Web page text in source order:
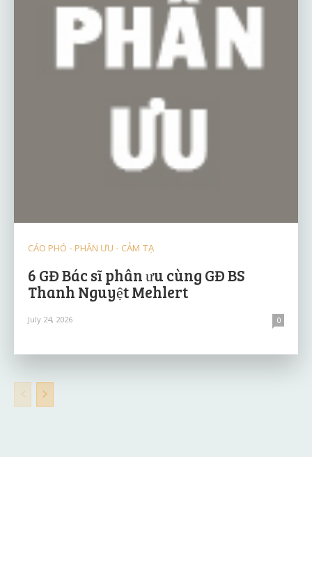
CÁO PHÓ - PHÂN ƯU - CẢM TẠ
6 GĐ Bác sĩ phân ưu cùng GĐ BS
Thanh Nguyệt Mehlert
July 24, 2026 0